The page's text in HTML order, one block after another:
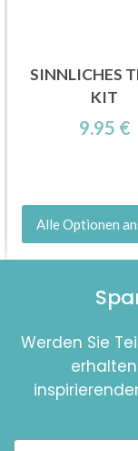
SINNLICHES
KIT
9.95 €
Alle Optionen
Werden Sie